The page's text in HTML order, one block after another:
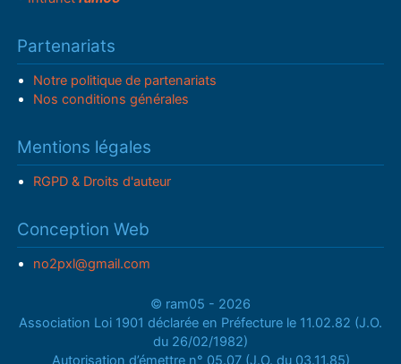
Partenariats
Notre politique de partenariats
Nos conditions générales
Mentions légales
RGPD & Droits d'auteur
Conception Web
no2pxl@gmail.com
© ram05 - 2026
Association Loi 1901 déclarée en Préfecture le 11.02.82 (J.O.
du 26/02/1982)
Autorisation d’émettre n° 05.07 (J.O. du 03.11.85)